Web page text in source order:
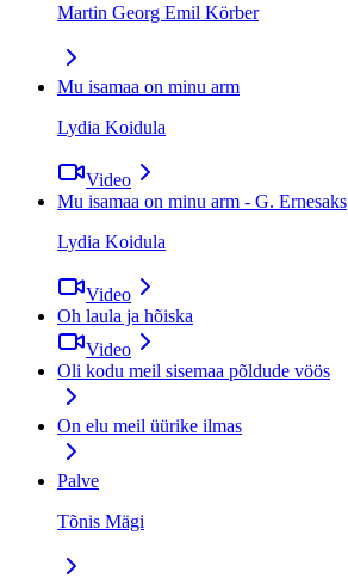
Martin Georg Emil Körber
Mu isamaa on minu arm
Lydia Koidula
Video
Mu isamaa on minu arm - G. Ernesaks
Lydia Koidula
Video
Oh laula ja hõiska
Video
Oli kodu meil sisemaa põldude vöös
On elu meil üürike ilmas
Palve
Tõnis Mägi